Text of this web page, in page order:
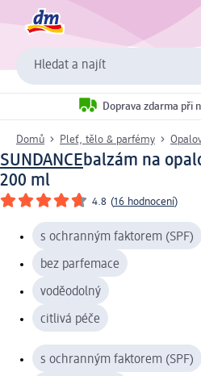
Hledat a najít
Doprava zdarma při
Domů Pleť, tělo & parfémy
SUNDANCEbalzám na
200 ml
4.8 (16 hodnocení)
s ochranným faktorem (SPF)
bez parfemace
voděodolný
citlivá péče
s ochranným faktorem (SPF)